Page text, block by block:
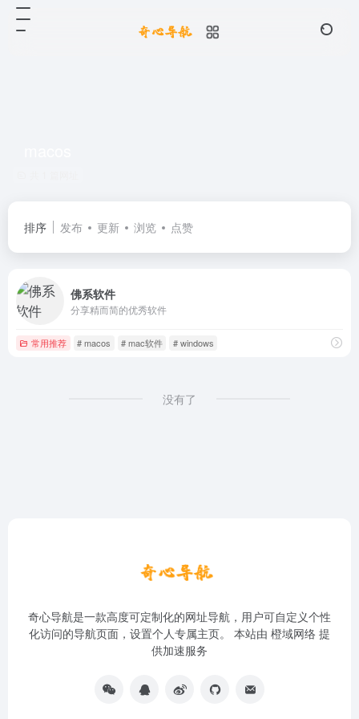
排序 发布 更新 浏览 点赞
佛系软件
分享精而简的优秀软件
常用推荐 # macos # mac软件 # windows
没有了
奇心导航是一款高度可定制化的网址导航，用户可自定义个性
化访问的导航页面，设置个人专属主页。 本站由 橙域网络 提
供加速服务